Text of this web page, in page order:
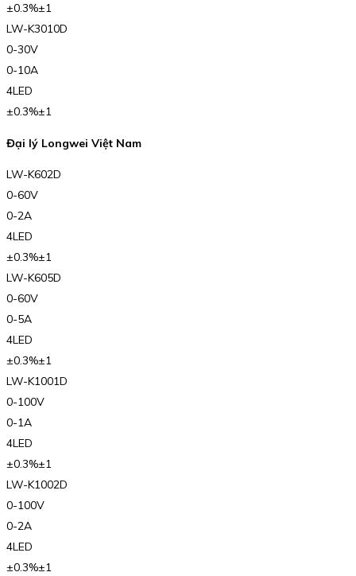
±0.3%±1
LW-K3010D
0-30V
0-10A
4LED
±0.3%±1
Đại lý Longwei Việt Nam
LW-K602D
0-60V
0-2A
4LED
±0.3%±1
LW-K605D
0-60V
0-5A
4LED
±0.3%±1
LW-K1001D
0-100V
0-1A
4LED
±0.3%±1
LW-K1002D
0-100V
0-2A
4LED
±0.3%±1